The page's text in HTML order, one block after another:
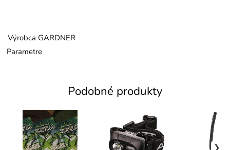
Výrobca GARDNER
Parametre
Podobné produkty